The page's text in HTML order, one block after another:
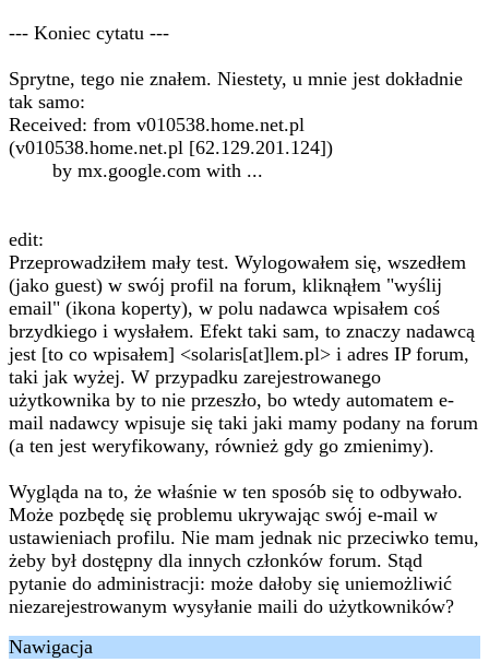
--- Koniec cytatu ---
Sprytne, tego nie znałem. Niestety, u mnie jest dokładnie
tak samo:
Received: from v010538.home.net.pl
(v010538.home.net.pl [62.129.201.124])
by mx.google.com with ...
edit:
Przeprowadziłem mały test. Wylogowałem się, wszedłem
(jako guest) w swój profil na forum, kliknąłem "wyślij
email" (ikona koperty), w polu nadawca wpisałem coś
brzydkiego i wysłałem. Efekt taki sam, to znaczy nadawcą
jest [to co wpisałem] <solaris[at]lem.pl> i adres IP forum,
taki jak wyżej. W przypadku zarejestrowanego
użytkownika by to nie przeszło, bo wtedy automatem e-
mail nadawcy wpisuje się taki jaki mamy podany na forum
(a ten jest weryfikowany, również gdy go zmienimy).
Wygląda na to, że właśnie w ten sposób się to odbywało.
Może pozbędę się problemu ukrywając swój e-mail w
ustawieniach profilu. Nie mam jednak nic przeciwko temu,
żeby był dostępny dla innych członków forum. Stąd
pytanie do administracji: może dałoby się uniemożliwić
niezarejestrowanym wysyłanie maili do użytkowników?
Nawigacja